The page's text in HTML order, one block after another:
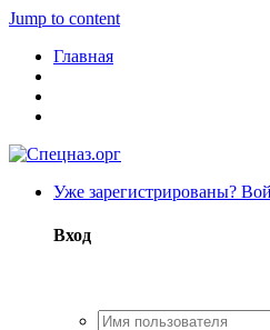
Jump to content
Главная
Уже зарегистрированы?
Вход